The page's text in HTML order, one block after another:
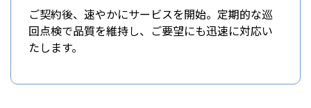
ご契約後、速やかにサービスを開始。定期的な巡
回点検で品質を維持し、ご要望にも迅速に対応い
たします。